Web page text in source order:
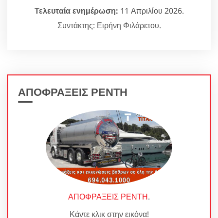
Τελευταία ενημέρωση: 11 Απριλίου 2026.
Συντάκτης: Ειρήνη Φιλάρετου.
ΑΠΟΦΡΑΞΕΙΣ ΡΕΝΤΗ
ΑΠΟΦΡΑΞΕΙΣ ΡΕΝΤΗ.
Κάντε κλικ στην εικόνα!